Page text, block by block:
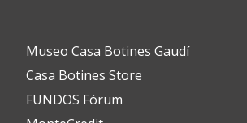
Museo Casa Botines Gaudí
Casa Botines Store
FUNDOS Fórum